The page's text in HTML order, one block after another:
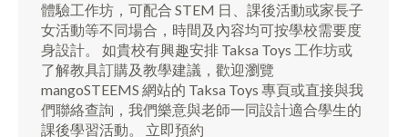
體驗工作坊，可配合 STEM 日、課後活動或家長子
女活動等不同場合，時間及內容均可按學校需要度
身設計。​ 如貴校有興趣安排 Taksa Toys 工作坊或
了解教具訂購及教學建議，歡迎瀏覽
mangoSTEEMS 網站的 Taksa Toys 專頁或直接與我
們聯絡查詢，我們樂意與老師一同設計適合學生的
課後學習活動。​ 立即預約